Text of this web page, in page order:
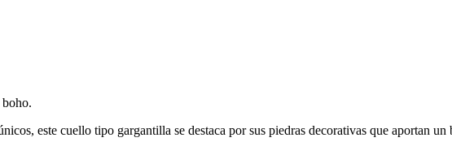
este cuello tipo gargantilla se destaca por sus piedras decorativas que aportan